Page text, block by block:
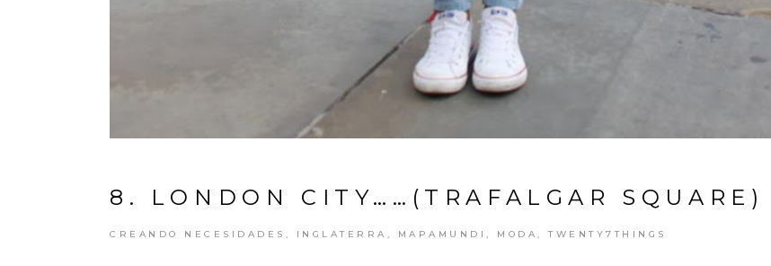
8. LONDON CITY……(TRAFALGAR SQUARE)
CREANDO NECESIDADES , INGLATERRA , MAPAMUNDI , MODA ,TWENTY7THINGS